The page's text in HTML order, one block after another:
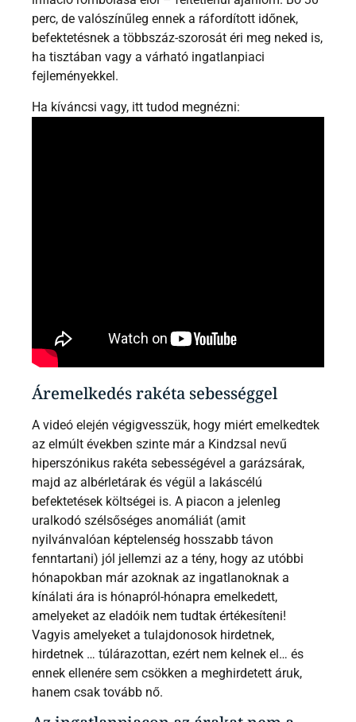
perc, de valószínűleg ennek a ráfordított időnek,
befektetésnek a többszáz-szorosát éri meg neked is,
ha tisztában vagy a várható ingatlanpiaci
fejleményekkel.
Ha kíváncsi vagy, itt tudod megnézni:
Áremelkedés rakéta sebességgel
A videó elején végigvesszük, hogy miért emelkedtek
az elmúlt években szinte már a Kindzsal nevű
hiperszónikus rakéta sebességével a garázsárak,
majd az albérletárak és végül a lakáscélú
befektetések költségei is. A piacon a jelenleg
uralkodó szélsőséges anomáliát (amit
nyilvánvalóan képtelenség hosszabb távon
fenntartani) jól jellemzi az a tény, hogy az utóbbi
hónapokban már azoknak az ingatlanoknak a
kínálati ára is hónapról-hónapra emelkedett,
amelyeket az eladóik nem tudtak értékesíteni!
Vagyis amelyeket a tulajdonosok hirdetnek,
hirdetnek … túlárazottan, ezért nem kelnek el… és
ennek ellenére sem csökken a meghirdetett áruk,
hanem csak tovább nő.